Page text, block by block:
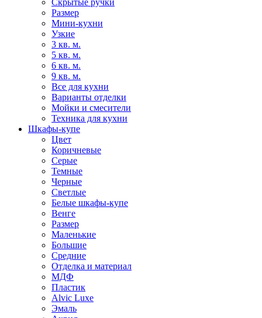
Скрытые ручки
Размер
Мини-кухни
Узкие
3 кв. м.
5 кв. м.
6 кв. м.
9 кв. м.
Все для кухни
Варианты отделки
Мойки и смесители
Техника для кухни
Шкафы-купе
Цвет
Коричневые
Серые
Темные
Черные
Светлые
Белые шкафы-купе
Венге
Размер
Маленькие
Большие
Средние
Отделка и материал
МДФ
Пластик
Alvic Luxe
Эмаль